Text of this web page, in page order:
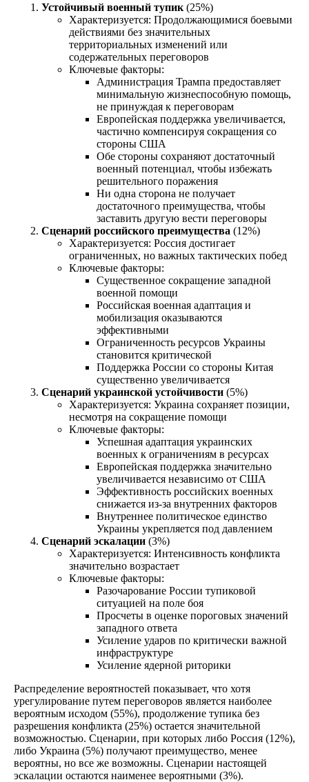
Устойчивый военный тупик (25%)
Характеризуется: Продолжающимися боевыми
действиями без значительных
территориальных изменений или
содержательных переговоров
Ключевые факторы:
Администрация Трампа предоставляет
минимальную жизнеспособную помощь,
не принуждая к переговорам
Европейская поддержка увеличивается,
частично компенсируя сокращения со
стороны США
Обе стороны сохраняют достаточный
военный потенциал, чтобы избежать
решительного поражения
Ни одна сторона не получает
достаточного преимущества, чтобы
заставить другую вести переговоры
Сценарий российского преимущества (12%)
Характеризуется: Россия достигает
ограниченных, но важных тактических побед
Ключевые факторы:
Существенное сокращение западной
военной помощи
Российская военная адаптация и
мобилизация оказываются
эффективными
Ограниченность ресурсов Украины
становится критической
Поддержка России со стороны Китая
существенно увеличивается
Сценарий украинской устойчивости (5%)
Характеризуется: Украина сохраняет позиции,
несмотря на сокращение помощи
Ключевые факторы:
Успешная адаптация украинских
военных к ограничениям в ресурсах
Европейская поддержка значительно
увеличивается независимо от США
Эффективность российских военных
снижается из-за внутренних факторов
Внутреннее политическое единство
Украины укрепляется под давлением
Сценарий эскалации (3%)
Характеризуется: Интенсивность конфликта
значительно возрастает
Ключевые факторы:
Разочарование России тупиковой
ситуацией на поле боя
Просчеты в оценке пороговых значений
западного ответа
Усиление ударов по критически важной
инфраструктуре
Усиление ядерной риторики
Распределение вероятностей показывает, что хотя
урегулирование путем переговоров является наиболее
вероятным исходом (55%), продолжение тупика без
разрешения конфликта (25%) остается значительной
возможностью. Сценарии, при которых либо Россия (12%),
либо Украина (5%) получают преимущество, менее
вероятны, но все же возможны. Сценарии настоящей
эскалации остаются наименее вероятными (3%).